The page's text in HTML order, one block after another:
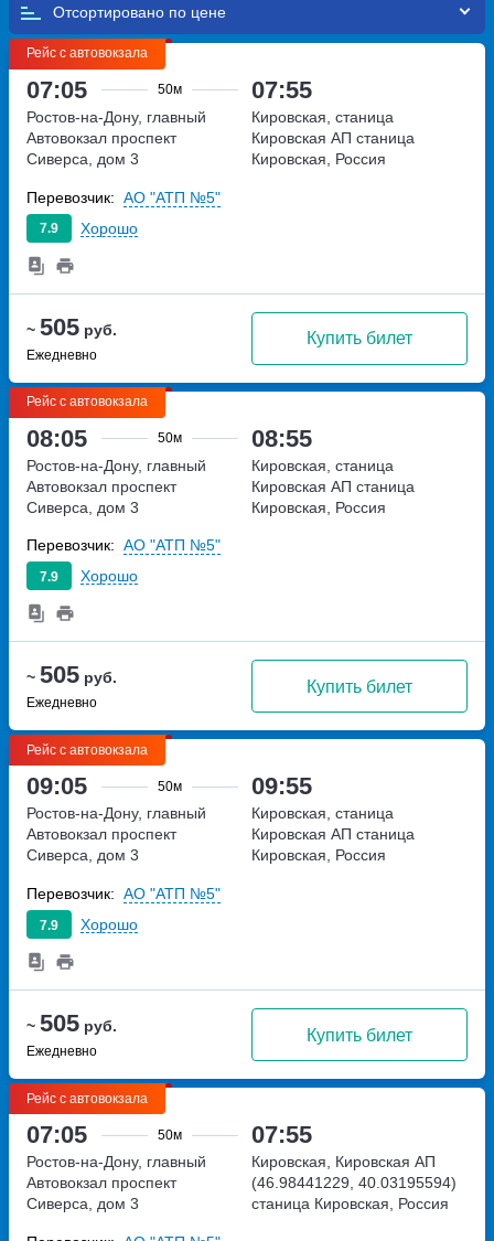
Отсортировано по
Рейс с автовокзала
07:05 50м 07:55
~ 505 руб.
Ежедневно
Купить билет
Ростов-на-Дону, главный
Автовокзал проспект
Сиверса, дом 3
Кировская, станица
Кировская АП станица
Кировская, Россия
7.9 Хорошо
Перевозчик: АО "АТП №5"
Рейс с автовокзала
08:05 50м 08:55
~ 505 руб.
Ежедневно
Купить билет
Ростов-на-Дону, главный
Автовокзал проспект
Сиверса, дом 3
Кировская, станица
Кировская АП станица
Кировская, Россия
7.9 Хорошо
Перевозчик: АО "АТП №5"
Рейс с автовокзала
09:05 50м 09:55
~ 505 руб.
Ежедневно
Купить билет
Ростов-на-Дону, главный
Автовокзал проспект
Сиверса, дом 3
Кировская, станица
Кировская АП станица
Кировская, Россия
7.9 Хорошо
Перевозчик: АО "АТП №5"
Рейс с автовокзала
07:05 50м 07:55
Ростов-на-Дону, главный
Автовокзал проспект
Сиверса, дом 3
Кировская, Кировская АП
(46.98441229, 40.03195594)
станица Кировская, Россия